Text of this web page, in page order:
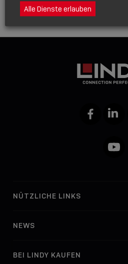
FacebookLinkedIn
YouTube
NÜTZLICHE LINKS
NEWS
BEI LINDY KAUFEN
Alle Dienste erlauben